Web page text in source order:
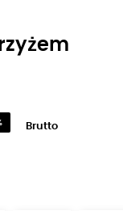
Brutto